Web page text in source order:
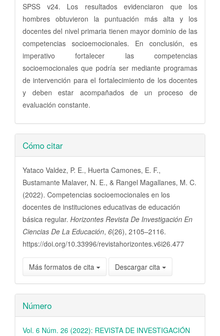
SPSS v24. Los resultados evidenciaron que los
hombres obtuvieron la puntuación más alta y los
docentes del nivel primaria tienen mayor dominio de las
competencias socioemocionales. En conclusión, es
imperativo fortalecer las competencias
socioemocionales que podría ser mediante programas
de intervención para el fortalecimiento de los docentes
y deben estar acompañados de un proceso de
evaluación constante.
Detalles
del
artículo
Cómo citar
Yataco Valdez, P. E., Huerta Camones, E. F.,
Bustamante Malaver, N. E., & Rangel Magallanes, M. C.
(2022). Competencias socioemocionales en los
docentes de instituciones educativas de educación
básica regular. Horizontes Revista De Investigación En
Ciencias De La Educación, 6(26), 2105–2116.
https://doi.org/10.33996/revistahorizontes.v6i26.477
Más formatos de cita Descargar cita
Número
Vol. 6 Núm. 26 (2022): REVISTA DE INVESTIGACIÓN